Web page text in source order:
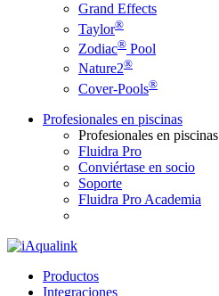
Grand Effects
Taylor®
Zodiac® Pool
Nature2®
Cover-Pools®
Profesionales en piscinas
Profesionales en piscinas
Fluidra Pro
Conviértase en socio
Soporte
Fluidra Pro Academia
Productos
Integraciones